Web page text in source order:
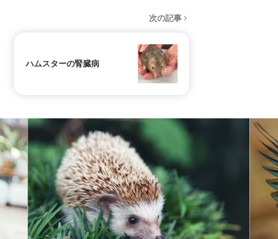
次の記事
ハムスターの腎臓病